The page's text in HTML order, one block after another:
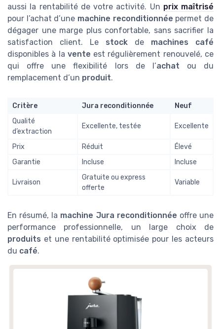
aussi la rentabilité de votre activité. Un prix maîtrisé
pour l’achat d’une machine reconditionnée permet de
dégager une marge plus confortable, sans sacrifier la
satisfaction client. Le stock de machines café
disponibles à la vente est régulièrement renouvelé, ce
qui offre une flexibilité lors de l’achat ou du
remplacement d’un produit.
Critère Jura reconditionnée
Neuf
Qualité
d’extraction
Excellente, testée Excellente
Prix Réduit
Élevé
Garantie
Incluse Incluse
Livraison
Gratuite ou express
offerte
Variable
En résumé, la machine Jura reconditionnée offre une
performance professionnelle, un large choix de
produits et une rentabilité optimisée pour les acteurs
du café.